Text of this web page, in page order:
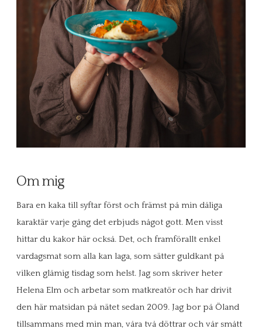
Om mig
Bara en kaka till syftar först och främst på min dåliga
karaktär varje gång det erbjuds något gott. Men visst
hittar du kakor här också. Det, och framförallt enkel
vardagsmat som alla kan laga, som sätter guldkant på
vilken glåmig tisdag som helst. Jag som skriver heter
Helena Elm och arbetar som matkreatör och har drivit
den här matsidan på nätet sedan 2009. Jag bor på Öland
tillsammans med min man, våra två döttrar och vår smått